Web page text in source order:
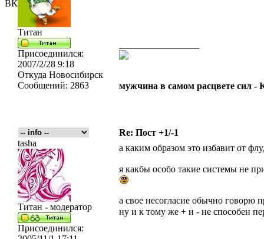
ВК
Титан
Присоединился:
2007/2/28 9:18
Откуда Новосибирск
Сообщений: 2863 мужчина в самом расцвете сил -
Re: Пост +1/-1
tasha
Титан - модератор
Присоединился:
а каким образом это избавит от
я какбы особо такие системы не
а свое несогласие обычно говорю
ну и к тому же + и - не способен